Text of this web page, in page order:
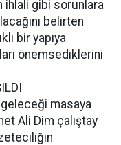
ihlali gibi sorunlara
belirten
bir yapıya
önemsediklerini
geleceği masaya
Ali Dim çalıştay